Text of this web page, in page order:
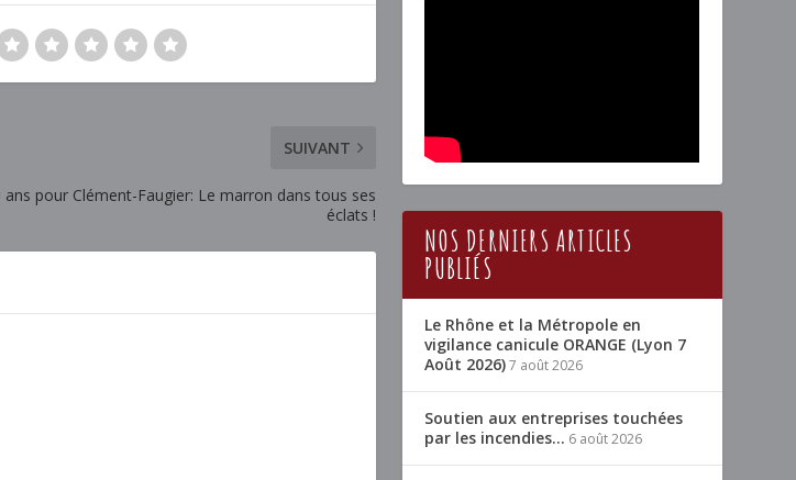
SUIVANT
ans pour Clément-Faugier: Le marron dans tous ses
éclats !
NOS DERNIERS ARTICLES
PUBLIÉS
Le Rhône et la Métropole en
vigilance canicule ORANGE (Lyon 7
Août 2026)7 août 2026
Soutien aux entreprises touchées
par les incendies… 6 août 2026